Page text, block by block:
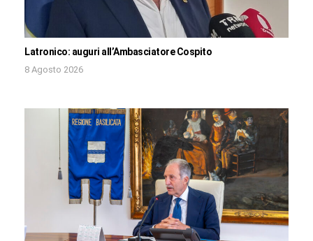
Latronico: auguri all’Ambasciatore Cospito
8 Agosto 2026